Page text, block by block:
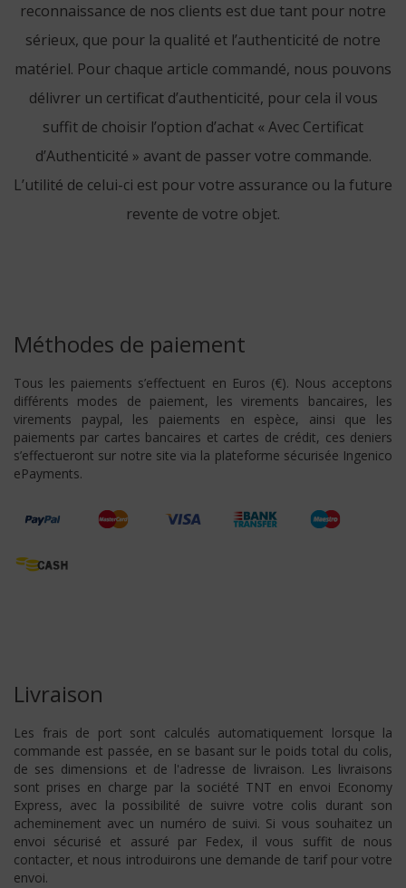
reconnaissance de nos clients est due tant pour notre
sérieux, que pour la qualité et l’authenticité de notre
matériel. Pour chaque article commandé, nous pouvons
délivrer un certificat d’authenticité, pour cela il vous
suffit de choisir l’option d’achat « Avec Certificat
d’Authenticité » avant de passer votre commande.
L’utilité de celui-ci est pour votre assurance ou la future
revente de votre objet.
Méthodes de paiement
Tous les paiements s’effectuent en Euros (€). Nous acceptons
différents modes de paiement, les virements bancaires, les
virements paypal, les paiements en espèce, ainsi que les
paiements par cartes bancaires et cartes de crédit, ces deniers
s’effectueront sur notre site via la plateforme sécurisée Ingenico
ePayments.
Livraison
Les frais de port sont calculés automatiquement lorsque la
commande est passée, en se basant sur le poids total du colis,
de ses dimensions et de l'adresse de livraison. Les livraisons
sont prises en charge par la société TNT en envoi Economy
Express, avec la possibilité de suivre votre colis durant son
acheminement avec un numéro de suivi. Si vous souhaitez un
envoi sécurisé et assuré par Fedex, il vous suffit de nous
contacter, et nous introduirons une demande de tarif pour votre
envoi.